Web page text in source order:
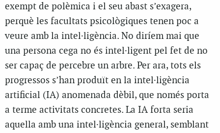
exempt de polèmica i el seu abast s’exagera,
perquè les facultats psicològiques tenen poc a
veure amb la intel·ligència. No diríem mai que
una persona cega no és intel·ligent pel fet de no
ser capaç de percebre un arbre. Per ara, tots els
progressos s’han produït en la intel·ligència
artificial (IA) anomenada dèbil, que només porta
a terme activitats concretes. La IA forta seria
aquella amb una intel·ligència general, semblant